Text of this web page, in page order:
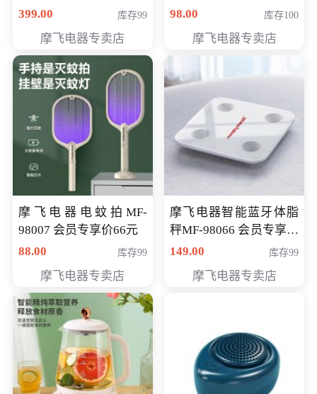
元
399.00 库存99
摩飞电器专卖店
98.00
库存100
摩飞电器专卖店
摩飞电器电蚊拍MF-
98007 会员专享价66元
88.00
库存99
摩飞电器专卖店
摩飞电器智能蓝牙体脂
秤MF-98066 会员专享价
98元
149.00 库存99
摩飞电器专卖店